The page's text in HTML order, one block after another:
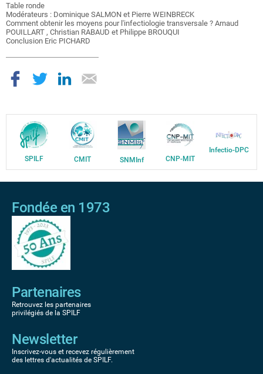
Table ronde
Modérateurs : Dominique SALMON et Pierre WEINBRECK
Comment obtenir les moyens pour l'infectiologie transversale ? Arnaud
POUILLART , Christian RABAUD et Philippe BROUQUI
Conclusion Eric PICHARD
SPILF CMIT SNMInf CNP-MIT
Infectio-DPC
Fondée en 1973
Partenaires
Retrouvez les partenaires
privilégiés de la SPILF
Newsletter
Inscrivez-vous et recevez régulièrement
des lettres d'actualités de SPILF.